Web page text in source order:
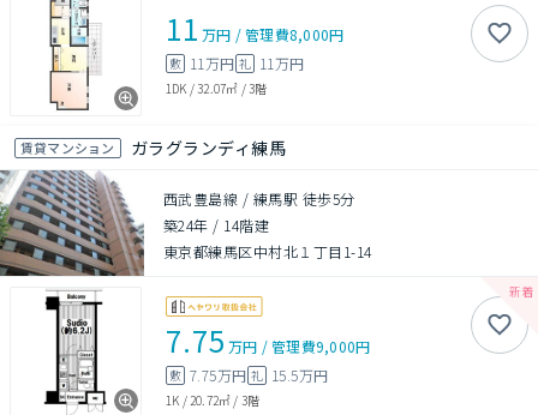
11 万円 /管理費8,000円
敷 11万円 礼 11万円
1DK /32.07㎡ /3階
賃貸マンション ガラグランディ練馬
西武豊島線 / 練馬駅 徒歩5分
築24年 / 14階建
東京都練馬区中村北１丁目1-14
7.75 万円 /管理費9,000円
敷 7.75万円 礼 15.5万円
1K /20.72㎡ / 3階